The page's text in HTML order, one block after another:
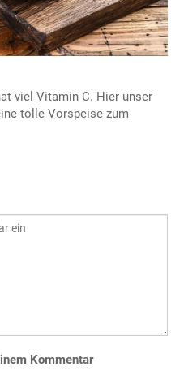
viel Vitamin C. Hier unser
tolle Vorspeise zum
Kommentar